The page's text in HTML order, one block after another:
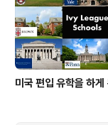
정해주세요." 면접날은 고
미국 편입 유학을 하게